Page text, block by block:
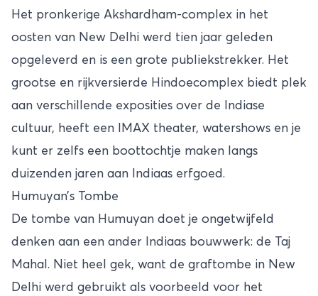
Het pronkerige Akshardham-complex in het
oosten van New Delhi werd tien jaar geleden
opgeleverd en is een grote publiekstrekker. Het
grootse en rijkversierde Hindoecomplex biedt plek
aan verschillende exposities over de Indiase
cultuur, heeft een IMAX theater, watershows en je
kunt er zelfs een boottochtje maken langs
duizenden jaren aan Indiaas erfgoed.
Humuyan’s Tombe
De tombe van Humuyan doet je ongetwijfeld
denken aan een ander Indiaas bouwwerk: de Taj
Mahal. Niet heel gek, want de graftombe in New
Delhi werd gebruikt als voorbeeld voor het